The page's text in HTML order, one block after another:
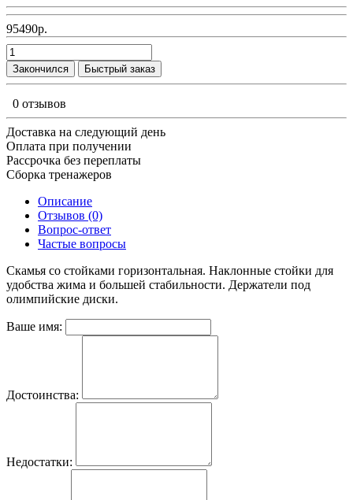
95490р.
Закончился Быстрый заказ
0 отзывов
Доставка на следующий день
Оплата при получении
Рассрочка без переплаты
Сборка тренажеров
Описание
Отзывов (0)
Вопрос-ответ
Частые вопросы
Скамья со стойками горизонтальная. Наклонные стойки для
удобства жима и большей стабильности. Держатели под
олимпийские диски.
Ваше имя:
Достоинства:
Недостатки: